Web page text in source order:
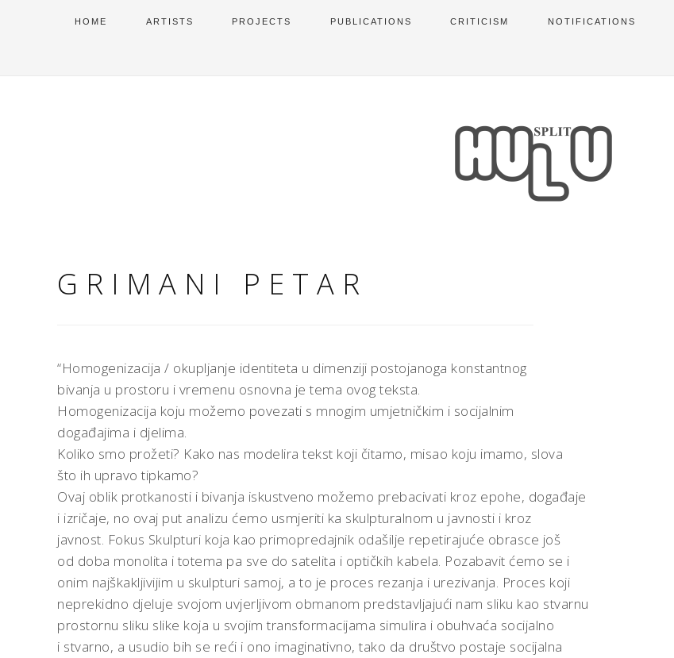
HOME ARTISTS PROJECTS PUBLICATIONS CRITICISM NOTIFICATIONS
GRIMANI PETAR
“Homogenizacija / okupljanje identiteta u dimenziji postojanoga konstantnog
bivanja u prostoru i vremenu osnovna je tema ovog teksta.
Homogenizacija koju možemo povezati s mnogim umjetničkim i socijalnim
događajima i djelima.
Koliko smo prožeti? Kako nas modelira tekst koji čitamo, misao koju imamo, slova
što ih upravo tipkamo?
Ovaj oblik protkanosti i bivanja iskustveno možemo prebacivati kroz epohe, događaje
i izričaje, no ovaj put analizu ćemo usmjeriti ka skulpturalnom u javnosti i kroz
javnost. Fokus Skulpturi koja kao primopredajnik odašilje repetirajuće obrasce još
od doba monolita i totema pa sve do satelita i optičkih kabela. Pozabavit ćemo se i
onim najškakljivijim u skulpturi samoj, a to je proces rezanja i urezivanja. Proces koji
neprekidno djeluje svojom uvjerljivom obmanom predstavljajući nam sliku kao stvarnu
prostornu sliku slike koja u svojim transformacijama simulira i obuhvaća socijalno
i stvarno, a usudio bih se reći i ono imaginativno, tako da društvo postaje socijalna